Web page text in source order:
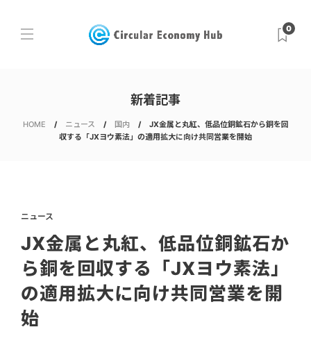
0
新着記事
HOME ニュース 国内
JX金属と丸紅、低品位銅鉱石から銅を回
収する「JXヨウ素法」の適用拡大に向け共同営業を開始
ニュース
JX金属と丸紅、低品位銅鉱石か
ら銅を回収する「JXヨウ素法」
の適用拡大に向け共同営業を開
始